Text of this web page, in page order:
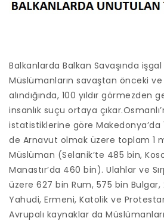
Balkanlarda Balkan Savaşında
Müslümanların savaştan önceki
alındığında, 100 yıldır görmezden
insanlık suçu ortaya
istatistiklerine göre Makedonya’da
de Arnavut olmak üzere toplam 1
Müslüman (Selanik’te 485 bin,
Manastır’da 460 bin). Ulahlar ve
üzere 627 bin Rum, 575 bin
Yahudi, Ermeni, Katolik ve
Avrupalı kaynaklar da